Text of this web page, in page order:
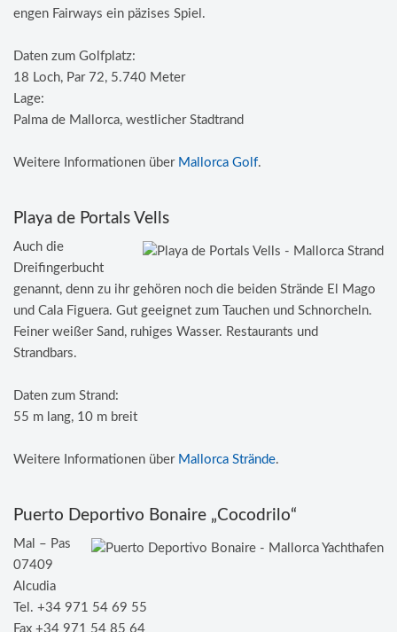
engen Fairways ein päzises Spiel.
Daten zum Golfplatz:
18 Loch, Par 72, 5.740 Meter
Lage:
Palma de Mallorca, westlicher Stadtrand
Weitere Informationen über Mallorca Golf.
Playa de Portals Vells
Auch die
Dreifingerbucht
genannt, denn zu ihr gehören noch die beiden Strände El Mago
und Cala Figuera. Gut geeignet zum Tauchen und Schnorcheln.
Feiner weißer Sand, ruhiges Wasser. Restaurants und
Strandbars.
Daten zum Strand:
55 m lang, 10 m breit
Weitere Informationen über Mallorca Strände.
Puerto Deportivo Bonaire „Cocodrilo“
Mal – Pas
07409
Alcudia
Tel. +34 971 54 69 55
Fax +34 971 54 85 64